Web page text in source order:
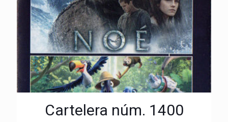
Cartelera núm. 1400